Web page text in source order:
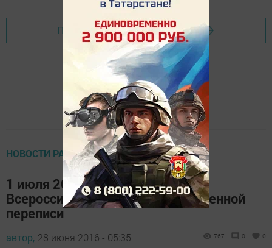
Перейти на страницу новости
НОВОСТИ РАЙОНА
1 июля 2016 года – начало
Всероссийской сельскохозяйственной
переписи
автор, 28 июня 2016 - 05:35 767 0 0